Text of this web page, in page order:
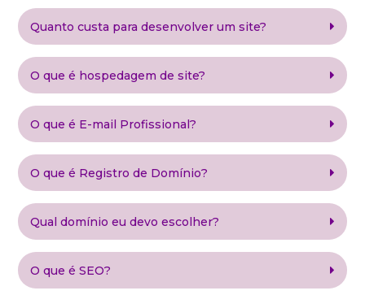
Quanto custa para desenvolver um site?
O que é hospedagem de site?
O que é E-mail Profissional?
O que é Registro de Domínio?
Qual domínio eu devo escolher?
O que é SEO?